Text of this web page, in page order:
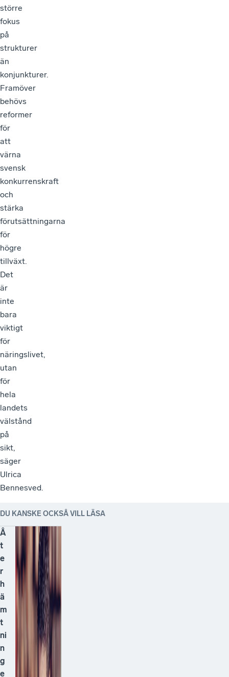
större
fokus
på
strukturer
än
konjunkturer.
Framöver
behövs
reformer
för
att
värna
svensk
konkurrenskraft
och
stärka
förutsättningarna
för
högre
tillväxt.
Det
är
inte
bara
viktigt
för
näringslivet,
utan
för
hela
landets
välstånd
på
sikt,
säger
Ulrica
Bennesved.
DU KANSKE OCKSÅ VILL LÄSA
Å
t
e
r
h
ä
m
t
ni
n
g
e